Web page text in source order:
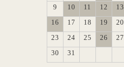
9 10 11 12 13
16 17 18 19 20
23 24 25 26 27
30 31